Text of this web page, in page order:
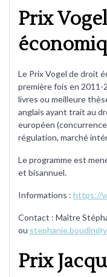
Prix
Le Prix Vogel de droit
première fois en 2011-
livres ou meilleure
anglais ayant trait au
européen
régulation, marché
Le programme est
et bisannuel.
Informations : https://
Contact : Maître
ou
Prix